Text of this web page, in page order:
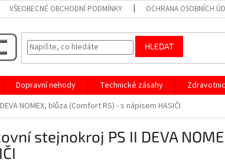
VŠEOBECNÉ OBCHODNÍ PODMÍNKY OCHRANA OSOBNÍCH
HLEDAT
Dopravní nehody Technické zásahy
NOMEX, blůza (Comfort RS) - s nápisem HASIČI
stejnokroj PS II DEVA